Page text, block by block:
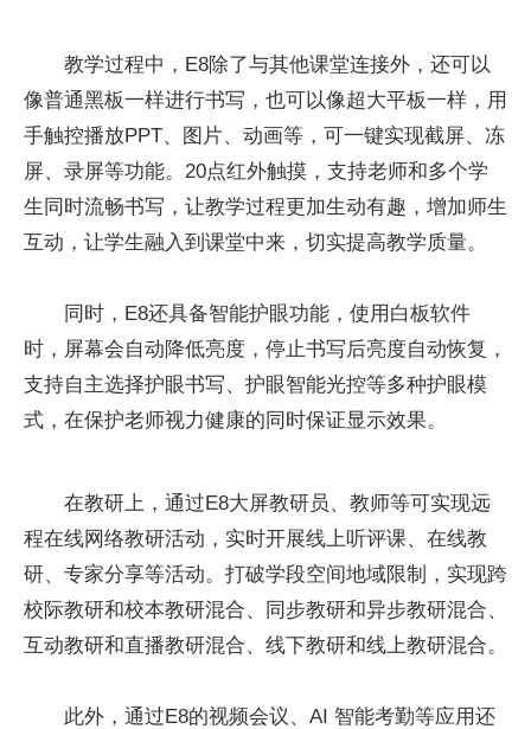
教学过程中，E8除了与其他课堂连接外，还可以
像普通黑板一样进行书写，也可以像超大平板一样，用
手触控播放PPT、图片、动画等，可一键实现截屏、冻
屏、录屏等功能。20点红外触摸，支持老师和多个学
生同时流畅书写，让教学过程更加生动有趣，增加师生
互动，让学生融入到课堂中来，切实提高教学质量。
同时，E8还具备智能护眼功能，使用白板软件
时，屏幕会自动降低亮度，停止书写后亮度自动恢复，
支持自主选择护眼书写、护眼智能光控等多种护眼模
式，在保护老师视力健康的同时保证显示效果。
在教研上，通过E8大屏教研员、教师等可实现远
程在线网络教研活动，实时开展线上听评课、在线教
研、专家分享等活动。打破学段空间地域限制，实现跨
校际教研和校本教研混合、同步教研和异步教研混合、
互动教研和直播教研混合、线下教研和线上教研混合。
此外，通过E8的视频会议、AI 智能考勤等应用还